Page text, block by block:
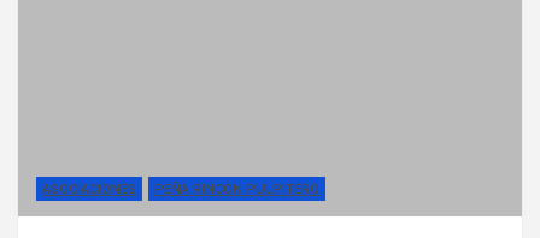
ASOCIACIONES PEÑA RINCÓN PULPITERO